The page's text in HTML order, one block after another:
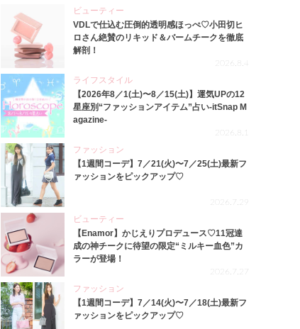
ビューティー
VDLで仕込む圧倒的透明感ほっぺ♡小田切ヒ
ロさん絶賛のリキッド＆バームチークを徹底
解剖！
2026.8.4
ライフスタイル
【2026年8／1(土)〜8／15(土)】運気UPの12
星座別“ファッションアイテム”占い-itSnap M
agazine-
2026.8.1
ファッション
【1週間コーデ】7／21(火)〜7／25(土)最新フ
ァッションをピックアップ♡
2026.7.29
ビューティー
【Enamor】かじえりプロデュース♡11冠達
成の神チークに待望の限定“ミルキー血色”カ
ラーが登場！
2026.7.27
ファッション
【1週間コーデ】7／14(火)〜7／18(土)最新フ
ァッションをピックアップ♡